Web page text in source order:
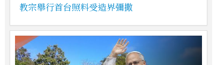
教宗舉行首台照料受造界彌撒